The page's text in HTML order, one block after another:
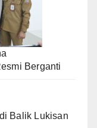
Berganti
Balik Lukisan